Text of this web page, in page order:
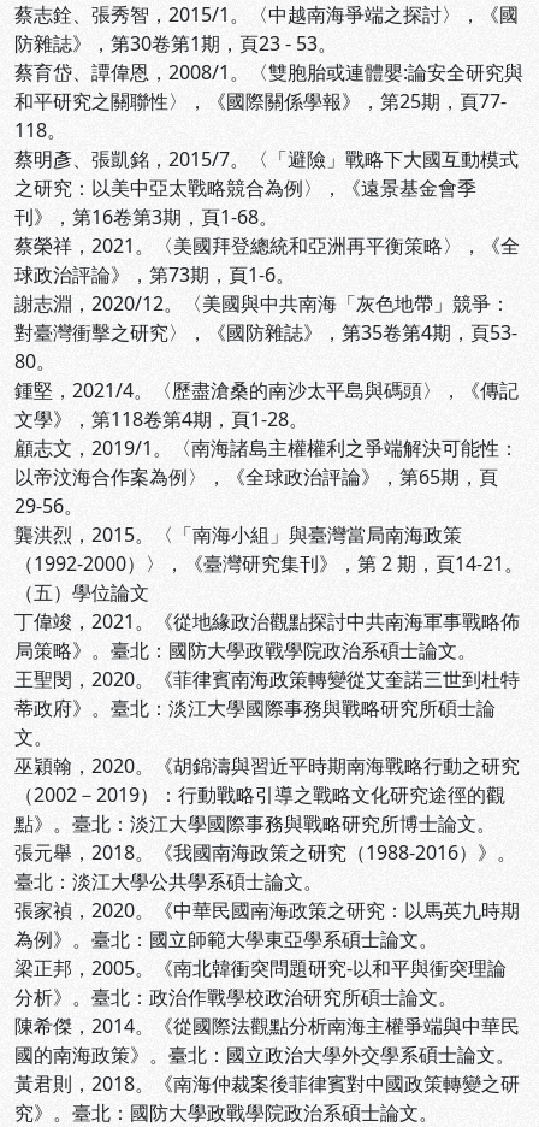
蔡志銓、張秀智，2015/1。〈中越南海爭端之探討〉，《國
防雜誌》，第30卷第1期，頁23 - 53。
蔡育岱、譚偉恩，2008/1。〈雙胞胎或連體嬰:論安全研究與
和平研究之關聯性〉，《國際關係學報》，第25期，頁77-
118。
蔡明彥、張凱銘，2015/7。〈「避險」戰略下大國互動模式
之研究：以美中亞太戰略競合為例〉，《遠景基金會季
刊》，第16卷第3期，頁1-68。
蔡榮祥，2021。〈美國拜登總統和亞洲再平衡策略〉，《全
球政治評論》，第73期，頁1-6。
謝志淵，2020/12。〈美國與中共南海「灰色地帶」競爭：
對臺灣衝擊之研究〉，《國防雜誌》，第35卷第4期，頁53-
80。
鍾堅，2021/4。〈歷盡滄桑的南沙太平島與碼頭〉，《傳記
文學》，第118卷第4期，頁1-28。
顧志文，2019/1。〈南海諸島主權權利之爭端解決可能性：
以帝汶海合作案為例〉，《全球政治評論》，第65期，頁
29-56。
龔洪烈，2015。〈「南海小組」與臺灣當局南海政策
（1992-2000）〉，《臺灣研究集刊》，第 2 期，頁14-21。
（五）學位論文
丁偉竣，2021。《從地緣政治觀點探討中共南海軍事戰略佈
局策略》。臺北：國防大學政戰學院政治系碩士論文。
王聖閔，2020。《菲律賓南海政策轉變從艾奎諾三世到杜特
蒂政府》。臺北：淡江大學國際事務與戰略研究所碩士論
文。
巫穎翰，2020。《胡錦濤與習近平時期南海戰略行動之研究
（2002－2019）：行動戰略引導之戰略文化研究途徑的觀
點》。臺北：淡江大學國際事務與戰略研究所博士論文。
張元舉，2018。《我國南海政策之研究（1988-2016）》。
臺北：淡江大學公共學系碩士論文。
張家禎，2020。《中華民國南海政策之研究：以馬英九時期
為例》。臺北：國立師範大學東亞學系碩士論文。
梁正邦，2005。《南北韓衝突問題研究-以和平與衝突理論
分析》。臺北：政治作戰學校政治研究所碩士論文。
陳希傑，2014。《從國際法觀點分析南海主權爭端與中華民
國的南海政策》。臺北：國立政治大學外交學系碩士論文。
黃君則，2018。《南海仲裁案後菲律賓對中國政策轉變之研
究》。臺北：國防大學政戰學院政治系碩士論文。